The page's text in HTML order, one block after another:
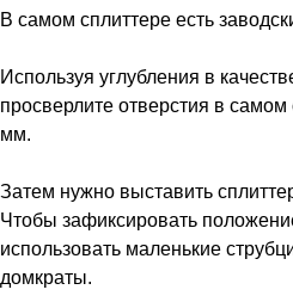
В самом сплиттере есть
Используя углубления в
просверлите отверстия в
мм.
Затем нужно выставить
Чтобы зафиксировать
использовать маленькие
домкраты.